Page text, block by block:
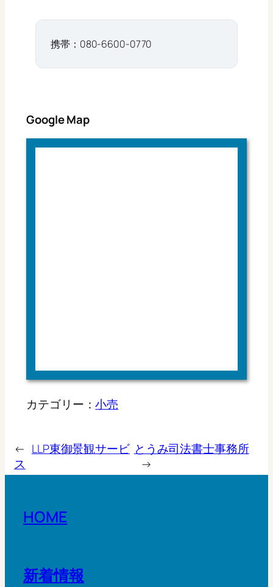
携帯：080-6600-0770
Google Map
カテゴリー：小売
← LLP東御景観サービ
ス
とうみ司法書士事務所
→
HOME
新着情報